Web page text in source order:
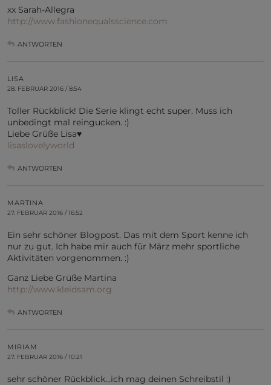
xx Sarah-Allegra
http://www.fashionequalsscience.com
ANTWORTEN
LISA
28. FEBRUAR 2016 / 8:54
Toller Rückblick! Die Serie klingt echt super. Muss ich
unbedingt mal reingucken. :)
Liebe Grüße Lisa♥
lisaslovelyworld
ANTWORTEN
MARTINA
27. FEBRUAR 2016 / 16:52
Ein sehr schöner Blogpost. Das mit dem Sport kenne ich
nur zu gut. Ich habe mir auch für März mehr sportliche
Aktivitäten vorgenommen. :)
Ganz Liebe Grüße Martina
http://www.kleidsam.org
ANTWORTEN
MIRIAM
27. FEBRUAR 2016 / 10:21
sehr schöner Rückblick…ich mag deinen Schreibstil :)